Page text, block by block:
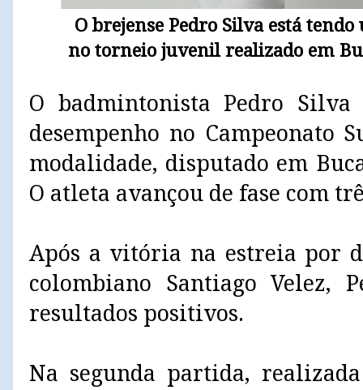
O brejense Pedro Silva está
notorneio juvenil realizado em
O badmintonista Pedro
desempenho no Campeonato
modalidade, disputado em
O atleta avançou de fase com
Após a vitória na estreia por
colombiano Santiago Velez,
resultados positivos.
Na segunda partida,